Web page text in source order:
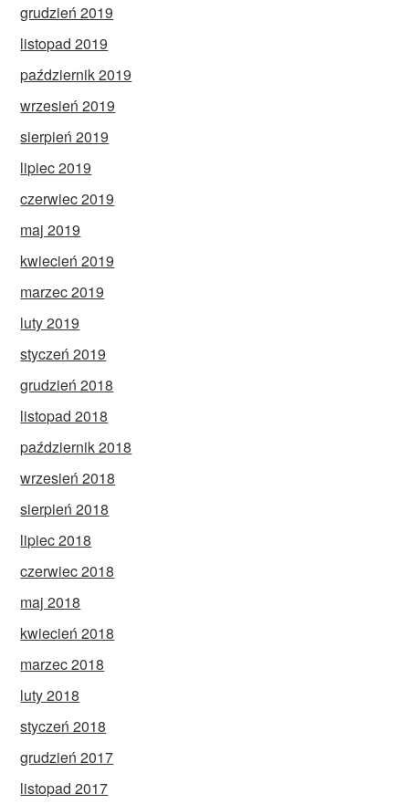
grudzień 2019
listopad 2019
październik 2019
wrzesień 2019
sierpień 2019
lipiec 2019
czerwiec 2019
maj 2019
kwiecień 2019
marzec 2019
luty 2019
styczeń 2019
grudzień 2018
listopad 2018
październik 2018
wrzesień 2018
sierpień 2018
lipiec 2018
czerwiec 2018
maj 2018
kwiecień 2018
marzec 2018
luty 2018
styczeń 2018
grudzień 2017
listopad 2017